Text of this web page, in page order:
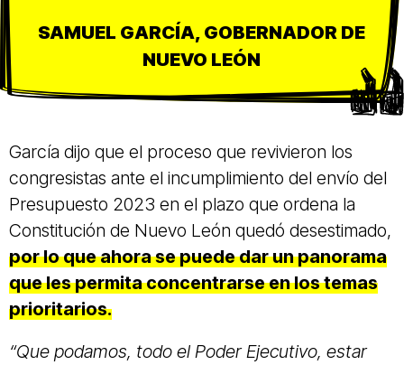
SAMUEL GARCÍA, GOBERNADOR DE
NUEVO LEÓN
García dijo que el proceso que revivieron los
congresistas ante el incumplimiento del envío del
Presupuesto 2023 en el plazo que ordena la
Constitución de Nuevo León quedó desestimado,
por lo que ahora se puede dar un panorama
que les permita concentrarse en los temas
prioritarios.
“Que podamos, todo el Poder Ejecutivo, estar